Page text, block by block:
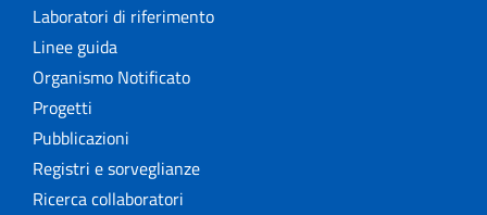
Laboratori di riferimento
Linee guida
Organismo Notificato
Progetti
Pubblicazioni
Registri e sorveglianze
Ricerca collaboratori